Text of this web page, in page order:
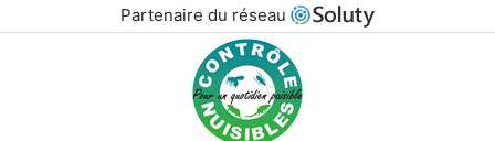
Partenaire du réseau